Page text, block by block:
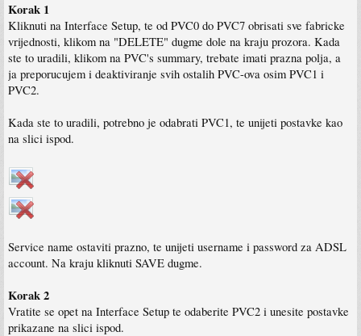
Korak 1
Kliknuti na Interface Setup, te od PVC0 do PVC7 obrisati sve fabricke
vrijednosti, klikom na "DELETE" dugme dole na kraju prozora. Kada
ste to uradili, klikom na PVC's summary, trebate imati prazna polja, a
ja preporucujem i deaktiviranje svih ostalih PVC-ova osim PVC1 i
PVC2.
Kada ste to uradili, potrebno je odabrati PVC1, te unijeti postavke kao
na slici ispod.
Service name ostaviti prazno, te unijeti username i password za ADSL
account. Na kraju kliknuti SAVE dugme.
Korak 2
Vratite se opet na Interface Setup te odaberite PVC2 i unesite postavke
prikazane na slici ispod.